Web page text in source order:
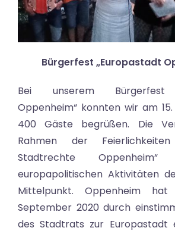
Bürgerfest „Europastadt
Bei unserem Bürgerfest
Oppenheim“ konnten wir am
400 Gäste begrüßen. Die
Rahmen der
Stadtrechte
europapolitischen Aktivitäten
Mittelpunkt. Oppenheim
September 2020 durch
des Stadtrats zur Europastadt